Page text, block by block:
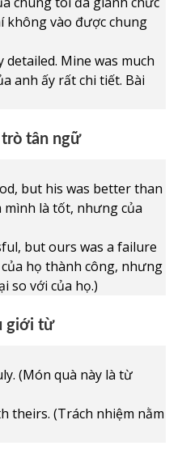
không vào được chung
Mine was much
anh ấy rất chi tiết. Bài
tân ngữ
but his was better than
mình là tốt, nhưng của
but ours was a failure
họ thành công, nhưng
so với của họ.)
giới từ
(Món quà này là từ
theirs. (Trách nhiệm nằm